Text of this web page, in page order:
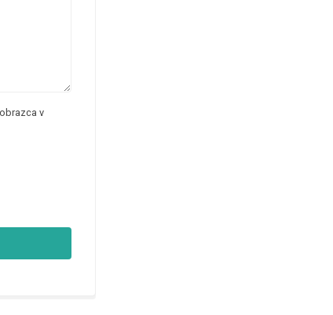
v